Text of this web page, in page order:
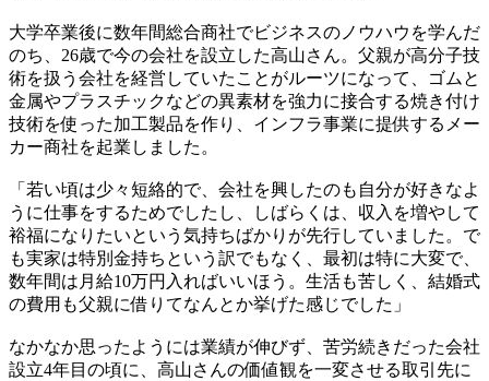
大学卒業後に数年間総合商社でビジネスのノウハウを学んだ
のち、26歳で今の会社を設立した高山さん。父親が高分子技
術を扱う会社を経営していたことがルーツになって、ゴムと
金属やプラスチックなどの異素材を強力に接合する焼き付け
技術を使った加工製品を作り、インフラ事業に提供するメー
カー商社を起業しました。
「若い頃は少々短絡的で、会社を興したのも自分が好きなよ
うに仕事をするためでしたし、しばらくは、収入を増やして
裕福になりたいという気持ちばかりが先行していました。で
も実家は特別金持ちという訳でもなく、最初は特に大変で、
数年間は月給10万円入ればいいほう。生活も苦しく、結婚式
の費用も父親に借りてなんとか挙げた感じでした」
なかなか思ったようには業績が伸びず、苦労続きだった会社
設立4年目の頃に、高山さんの価値観を一変させる取引先に